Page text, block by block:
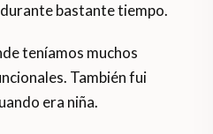
bastante tiempo.
teníamos muchos
También fui
era niña.